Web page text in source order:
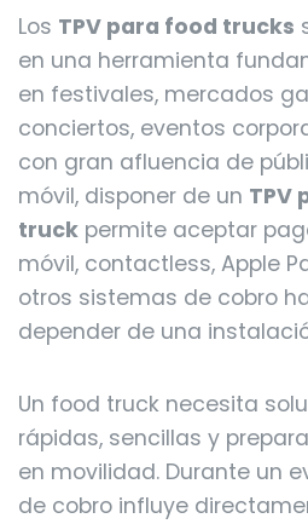
Los TPV para food trucks
en una herramienta
en festivales, mercados
conciertos, eventos
con gran afluencia de
móvil, disponer de un TPV
truck permite aceptar
móvil, contactless, Apple
otros sistemas de cobro
depender de una
Un food truck necesita
rápidas, sencillas y
en movilidad. Durante un
de cobro influye